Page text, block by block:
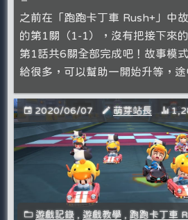
之前在「跑跑卡丁車 Rush+」中
的第1關（1-1），沒有把接下來
第1話共6關全部完成吧！故事模
給很多，可以幫助一開始升等，
2020/06/07 萌芽站長
遊戲記錄 ,遊戲教學 , 跑跑卡丁車